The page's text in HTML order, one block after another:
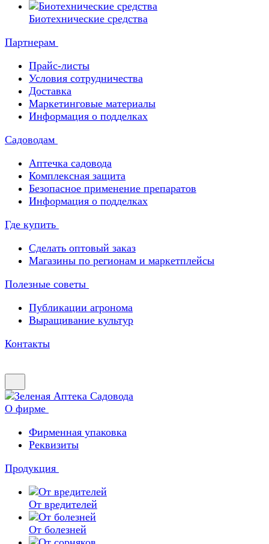
Биотехнические средства
Партнерам
Прайс-листы
Условия сотрудничества
Доставка
Маркетинговые материалы
Информация о подделках
Садоводам
Аптечка садовода
Комплексная защита
Безопасное применение препаратов
Информация о подделках
Где купить
Сделать оптовый заказ
Магазины по регионам и маркетплейсы
Полезные советы
Публикации агронома
Выращивание культур
Контакты
О фирме
Фирменная упаковка
Реквизиты
Продукция
От вредителей
От болезней